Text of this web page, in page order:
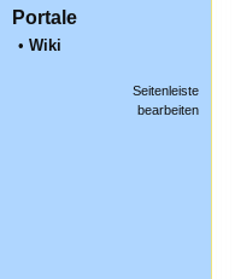
Portale
• Wiki
Seitenleiste
bearbeiten